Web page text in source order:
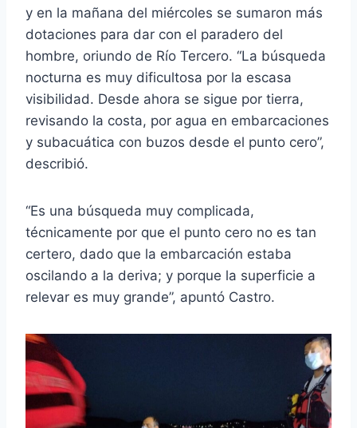
y en la mañana del miércoles se sumaron más
dotaciones para dar con el paradero del
hombre, oriundo de Río Tercero. “La búsqueda
nocturna es muy dificultosa por la escasa
visibilidad. Desde ahora se sigue por tierra,
revisando la costa, por agua en embarcaciones
y subacuática con buzos desde el punto cero”,
describió.
“Es una búsqueda muy complicada,
técnicamente por que el punto cero no es tan
certero, dado que la embarcación estaba
oscilando a la deriva; y porque la superficie a
relevar es muy grande”, apuntó Castro.